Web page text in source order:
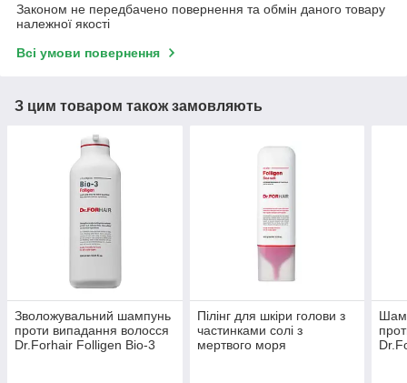
Законом не передбачено повернення та обмін даного товару
належної якості
Всі умови повернення
З цим товаром також замовляють
Зволожувальний шампунь
проти випадання волосся
Dr.Forhair Folligen Bio-3
Пілінг для шкіри голови з
частинками солі з
мертвого моря